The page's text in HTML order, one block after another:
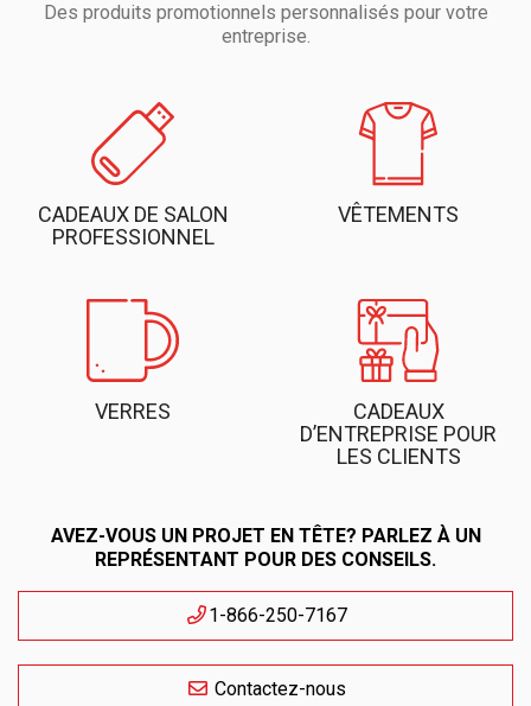
Des produits promotionnels personnalisés pour votre
entreprise.
CADEAUX DE SALON
PROFESSIONNEL
VÊTEMENTS
VERRES
CADEAUX
D’ENTREPRISE POUR
LES CLIENTS
AVEZ-VOUS UN PROJET EN TÊTE? PARLEZ À UN
REPRÉSENTANT POUR DES CONSEILS.
1-866-250-7167
Contactez-nous